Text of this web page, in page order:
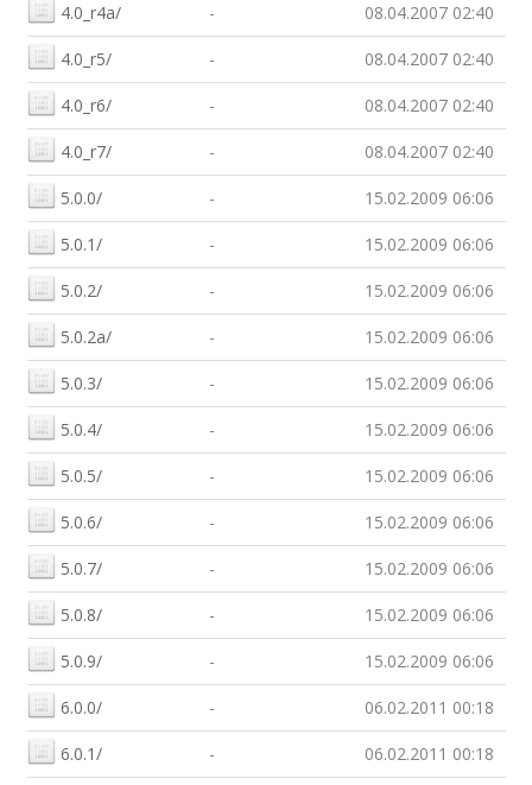
4.0_r4a/ - 08.04.2007 02:40
4.0_r5/ - 08.04.2007 02:40
4.0_r6/ - 08.04.2007 02:40
4.0_r7/ - 08.04.2007 02:40
5.0.0/ - 15.02.2009 06:06
5.0.1/ - 15.02.2009 06:06
5.0.2/ - 15.02.2009 06:06
5.0.2a/ - 15.02.2009 06:06
5.0.3/ - 15.02.2009 06:06
5.0.4/ - 15.02.2009 06:06
5.0.5/ - 15.02.2009 06:06
5.0.6/ - 15.02.2009 06:06
5.0.7/ - 15.02.2009 06:06
5.0.8/ - 15.02.2009 06:06
5.0.9/ - 15.02.2009 06:06
6.0.0/ - 06.02.2011 00:18
6.0.1/ - 06.02.2011 00:18